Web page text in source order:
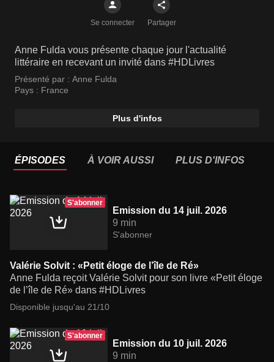
Se connecter Partager
Anne Fulda vous présente chaque jour l'actualité
littéraire en recevant un invité dans #HDLivres
Présenté par : Anne Fulda
Pays : France
Plus d'infos
ÉPISODES À VOIR AUSSI PLUS D'INFOS
S'abonner
Emission du 14 juil. 2026
9 min
S'abonner
Valérie Solvit : «Petit éloge de l’île de Ré»
Anne Fulda reçoit Valérie Solvit pour son livre «Petit éloge
de l’île de Ré» dans #HDLivres
Disponible jusqu'au 21/10
S'abonner
Emission du 10 juil. 2026
9 min